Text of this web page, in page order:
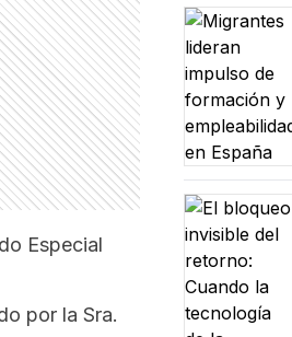
Especial
por la Sra.